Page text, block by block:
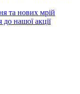
та нових мрій
нашої акції